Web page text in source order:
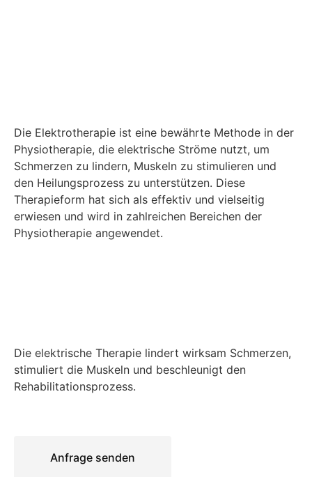
Die Elektrotherapie ist eine bewährte Methode in der
Physiotherapie, die elektrische Ströme nutzt, um
Schmerzen zu lindern, Muskeln zu stimulieren und
den Heilungsprozess zu unterstützen. Diese
Therapieform hat sich als effektiv und vielseitig
erwiesen und wird in zahlreichen Bereichen der
Physiotherapie angewendet.
Die elektrische Therapie lindert wirksam Schmerzen,
stimuliert die Muskeln und beschleunigt den
Rehabilitationsprozess.
Anfrage senden